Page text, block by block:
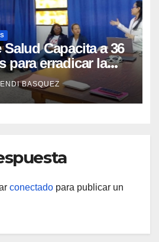
Capacita a 36
para erradicar la
Yaracuy
BASQUEZ
conectado para publicar un